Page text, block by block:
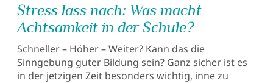
Stress lass nach: Was macht
Achtsamkeit in der Schule?
Schneller – Höher – Weiter? Kann das die
Sinngebung guter Bildung sein? Ganz sicher ist es
in der jetzigen Zeit besonders wichtig, inne zu